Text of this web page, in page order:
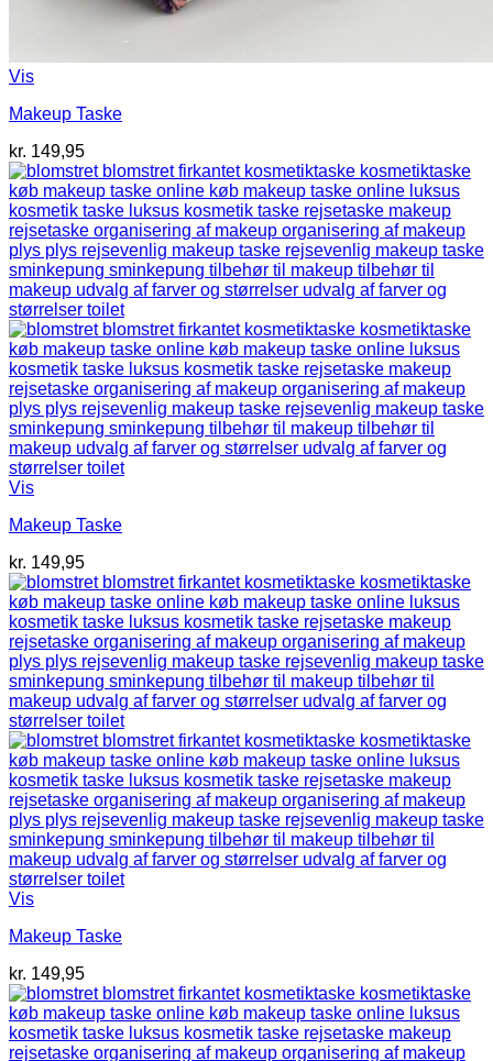
Vis
Makeup Taske
kr. 149,95
Vis
Makeup Taske
kr. 149,95
Vis
Makeup Taske
kr. 149,95